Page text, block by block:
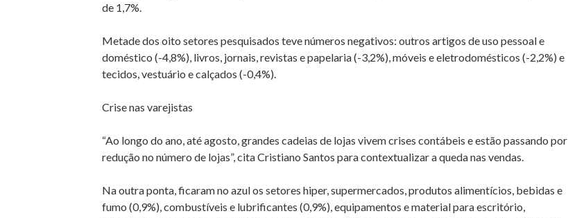
de 1,7%.
Metade dos oito setores pesquisados teve números negativos: outros artigos de uso pessoal e
doméstico (-4,8%), livros, jornais, revistas e papelaria (-3,2%), móveis e eletrodomésticos (-2,2%) e
tecidos, vestuário e calçados (-0,4%).
Crise nas varejistas
“Ao longo do ano, até agosto, grandes cadeias de lojas vivem crises contábeis e estão passando por
redução no número de lojas”, cita Cristiano Santos para contextualizar a queda nas vendas.
Na outra ponta, ficaram no azul os setores hiper, supermercados, produtos alimentícios, bebidas e
fumo (0,9%), combustíveis e lubrificantes (0,9%), equipamentos e material para escritório,